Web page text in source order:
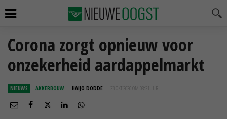
Corona zorgt opnieuw voor
onzekerheid aardappelmarkt
NIEUWS AKKERBOUW HAIJO DODDE 23 OKT 2020 OM 08:21